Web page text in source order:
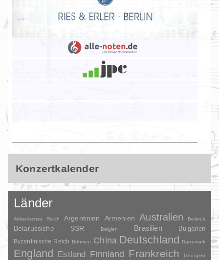
Konzertkalender
Länder
Akkadisches Reich Argentinien Armenien Australien Belarus
Belarussiche SSR Belgien Brasilien Bulgarien
Byzantinische Reich Böhmen China Deutschland Dänemark
England Estland Finnland Frankreich
Georgien